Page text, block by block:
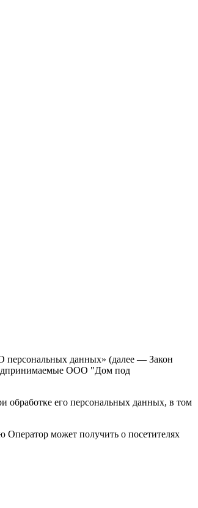
персональных данных» (далее — Закон
ООО "Дом под
обработке его персональных данных, в том
может получить о посетителях